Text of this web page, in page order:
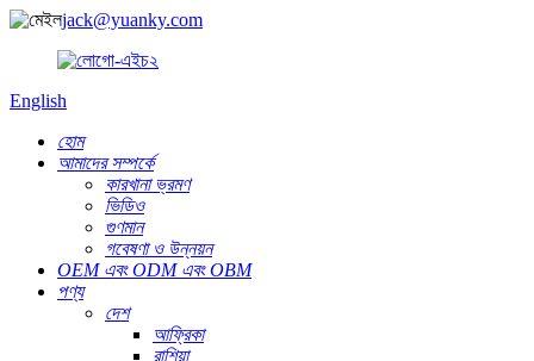
jack@yuanky.com
English
হোম
আমাদের সম্পর্কে
কারখানা ভ্রমণ
ভিডিও
গুণমান
গবেষণা ও উন্নয়ন
OEM এবং ODM এবং OBM
পণ্য
দেশ
আফ্রিকা
রাশিয়া